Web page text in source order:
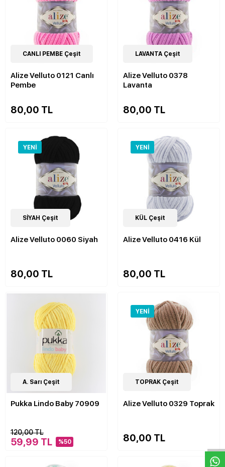
52Çeşit
CANLI PEMBE Çeşit
Alize Velluto 0121 Canlı
Pembe
80,00 TL
52Çeşit
LAVANTA Çeşit
Alize Velluto 0378
Lavanta
80,00 TL
YENI
52Çeşit
SİYAH Çeşit
Alize Velluto 0060 Siyah
80,00 TL
YENI
52Çeşit
KÜL Çeşit
Alize Velluto 0416 Kül
80,00 TL
1Çeşit
A. Sarı Çeşit
Pukka Lindo Baby 70909
120,00 TL
59,99 TL %50
YENI
52Çeşit
TOPRAK Çeşit
Alize Velluto 0329 Toprak
80,00 TL